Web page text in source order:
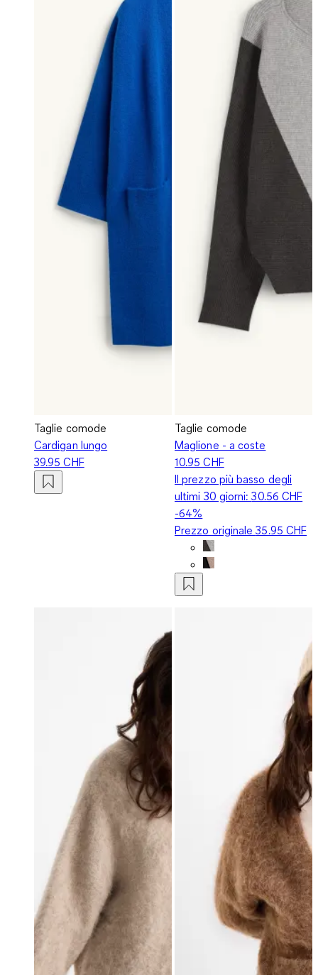
Taglie comode
Cardigan lungo
39.95 CHF
Taglie comode
Maglione - a coste
10.95 CHF
Il prezzo più basso degli
ultimi 30 giorni:30.56 CHF
-64%
Prezzo originale35.95 CHF